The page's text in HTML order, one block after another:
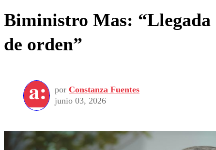
Biministro Mas: “Llegada
de orden”
por Constanza Fuentes
junio 03, 2026